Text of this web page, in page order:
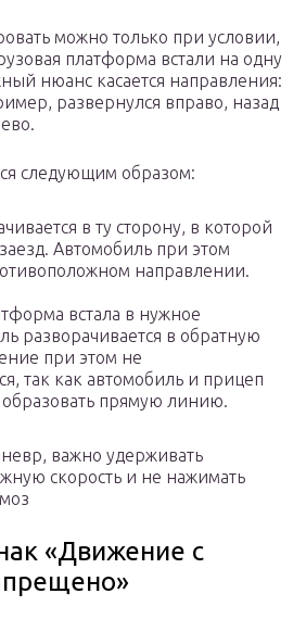
можно только при условии,
платформа встали на одну
нюанс касается направления:
развернулся вправо, назад
следующим образом:
в ту сторону, в которой
заезд. Автомобиль при этом
направлении.
встала в нужное
разворачивается в обратную
при этом не
так как автомобиль и прицеп
прямую линию.
важно удерживать
скорость и не нажимать
«Движение с